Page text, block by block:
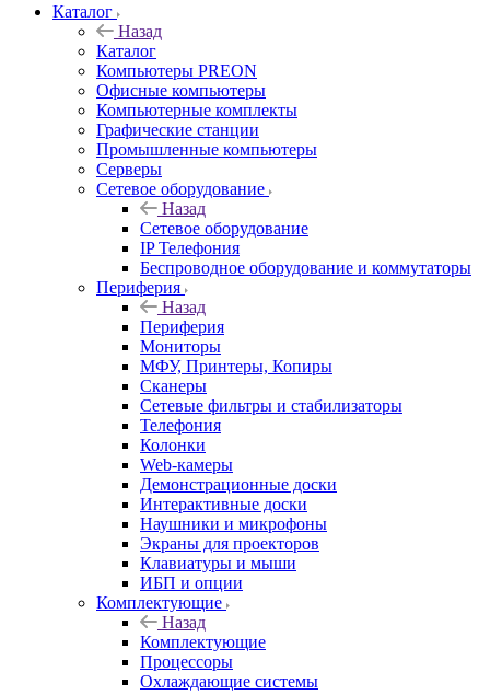
Каталог
Назад
Каталог
Компьютеры PREON
Офисные компьютеры
Компьютерные комплекты
Графические станции
Промышленные компьютеры
Серверы
Сетевое оборудование
Назад
Сетевое оборудование
IP Телефония
Беспроводное оборудование и коммутаторы
Периферия
Назад
Периферия
Мониторы
МФУ, Принтеры, Копиры
Сканеры
Сетевые фильтры и стабилизаторы
Телефония
Колонки
Web-камеры
Демонстрационные доски
Интерактивные доски
Наушники и микрофоны
Экраны для проекторов
Клавиатуры и мыши
ИБП и опции
Комплектующие
Назад
Комплектующие
Процессоры
Охлаждающие системы